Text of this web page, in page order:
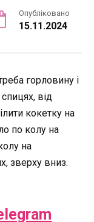
Опубліковано
15.11.2024
горловину і
від
кокетку на
по колу на
на
зверху вниз.